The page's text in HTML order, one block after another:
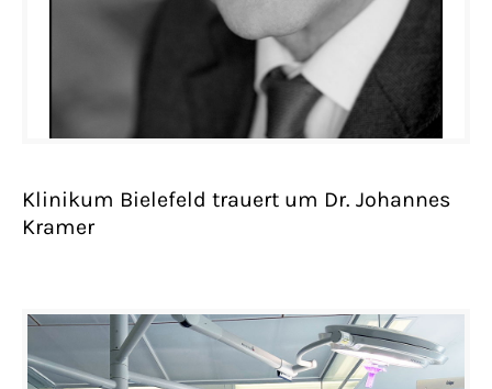
Klinikum Bielefeld trauert um Dr. Johannes
Kramer